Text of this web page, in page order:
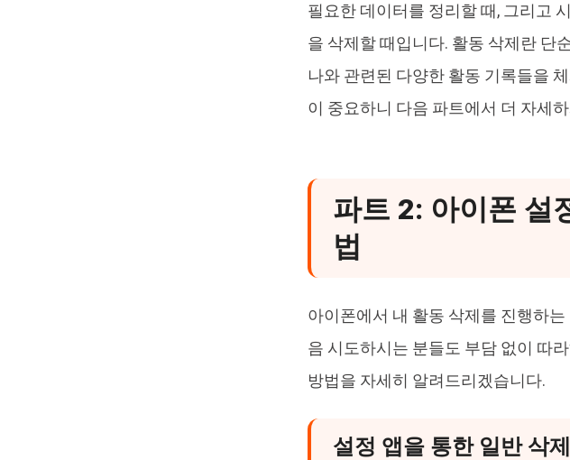
필요한 데이터를 정리할 때, 그리고
을 삭제할 때입니다. 활동 삭제란 단
나와 관련된 다양한 활동 기록들을
이 중요하니 다음 파트에서 더 자세
파트 2: 아이폰 설
법
아이폰에서 내 활동 삭제를 진행하
음 시도하시는 분들도 부담 없이 따
방법을 자세히 알려드리겠습니다.
설정 앱을 통한 일반 삭